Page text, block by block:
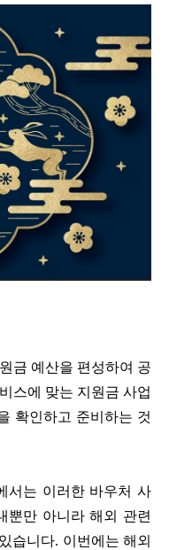
금 예산을 편성하여 공
스에 맞는 지원금 사업
확인하고 준비하는 것
서는 이러한 바우처 사
뿐만 아니라 해외 관련
습니다. 이번에는 해외